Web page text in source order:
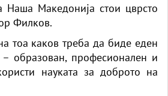
Македонија стои цврсто
Филков.
тоа каков треба да биде еден
образован, професионален и
науката за доброто на